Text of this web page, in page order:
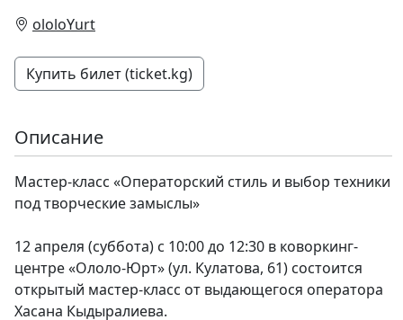
ololoYurt
Купить билет (ticket.kg)
Описание
Мастер-класс «Операторский стиль и выбор техники
под творческие замыслы»
12 апреля (суббота) с 10:00 до 12:30 в коворкинг-
центре «Ололо-Юрт» (ул. Кулатова, 61) состоится
открытый мастер-класс от выдающегося оператора
Хасана Кыдыралиева.